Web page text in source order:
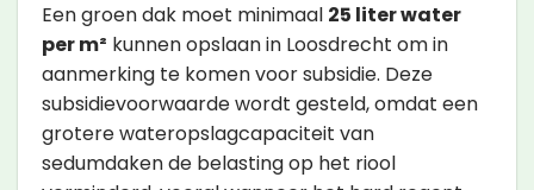
Een groen dak moet minimaal 25 liter water
per m² kunnen opslaan in Loosdrecht om in
aanmerking te komen voor subsidie. Deze
subsidievoorwaarde wordt gesteld, omdat een
grotere wateropslagcapaciteit van
sedumdaken de belasting op het riool